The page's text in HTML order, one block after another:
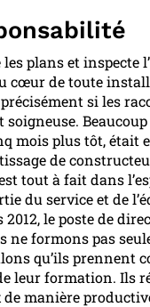
plans et inspecte
cœur de toute
si les
mois plus tôt, était
de
tout à fait dans
du service et de
le poste de
ne formons pas
qu’ils prennent
leur formation. Ils
manière